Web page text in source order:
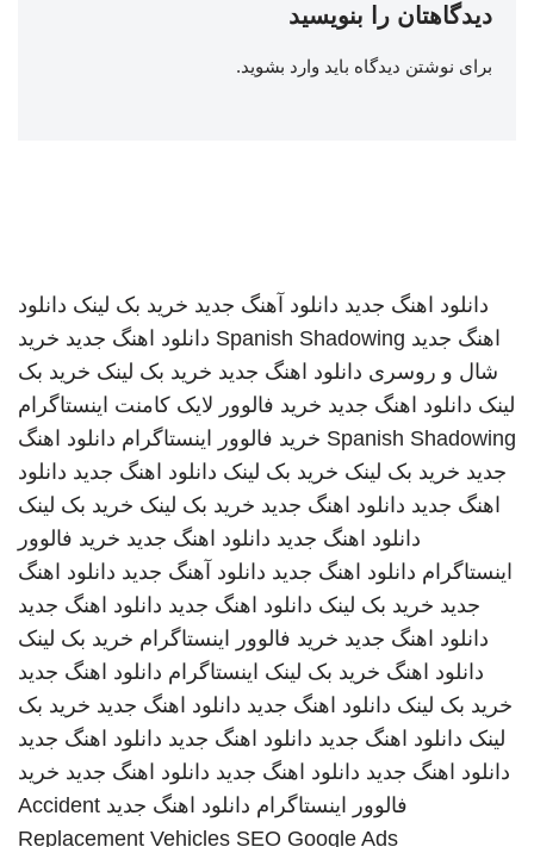
دیدگاهتان را بنویسید
برای نوشتن دیدگاه باید وارد بشوید.
دانلود اهنگ جدید دانلود آهنگ جدید خرید بک لینک دانلود
اهنگ جدید Spanish Shadowing دانلود اهنگ جدید خرید
شال و روسری دانلود اهنگ جدید خرید بک لینک خرید بک
لینک دانلود اهنگ جدید خرید فالوور لایک کامنت اینستاگرام
Spanish Shadowing خرید فالوور اینستاگرام دانلود اهنگ
جدید خرید بک لینک خرید بک لینک دانلود اهنگ جدید دانلود
اهنگ جدید دانلود اهنگ جدید خرید بک لینک خرید بک لینک
دانلود اهنگ جدید دانلود اهنگ جدید خرید فالوور
اینستاگرام دانلود اهنگ جدید دانلود آهنگ جدید دانلود اهنگ
جدید خرید بک لینک دانلود اهنگ جدید دانلود اهنگ جدید
دانلود اهنگ جدید خرید فالوور اینستاگرام خرید بک لینک
دانلود اهنگ خرید بک لینک اینستاگرام دانلود اهنگ جدید
خرید بک لینک دانلود اهنگ جدید دانلود اهنگ جدید خرید بک
لینک دانلود اهنگ جدید دانلود اهنگ جدید دانلود اهنگ جدید
دانلود اهنگ جدید دانلود اهنگ جدید دانلود اهنگ جدید خرید
فالوور اینستاگرام دانلود اهنگ جدید Accident
Replacement Vehicles SEO Google Ads